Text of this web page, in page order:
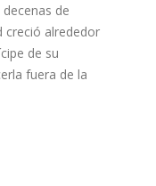
de
creció alrededor
de su
fuera de la